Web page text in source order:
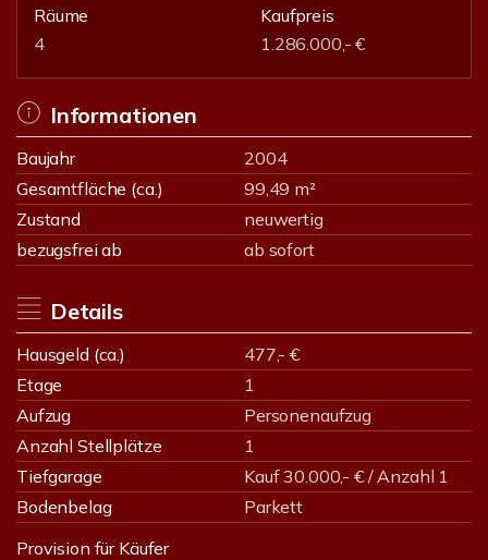
Räume
4
Kaufpreis
1.286.000,- €
Informationen
Baujahr
2004
Gesamtfläche (ca.)
99,49 m²
Zustand
neuwertig
bezugsfrei ab
ab sofort
Details
Hausgeld (ca.)
477,- €
Etage
1
Aufzug
Personenaufzug
Anzahl Stellplätze
1
Tiefgarage
Kauf 30.000,- € / Anzahl 1
Bodenbelag
Parkett
Provision für Käufer